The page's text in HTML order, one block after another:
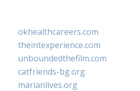
okhealthcareers.com
theintexperience.com
unboundedthefilm.com
catfriends-bg.org
marianlives.org